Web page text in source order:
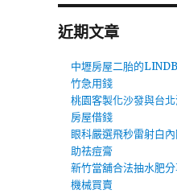
近期文章
中壢房屋二胎的
竹急用錢
桃園客製化沙發與台
房屋借錢
眼科嚴選飛秒雷射白
助祛痘膏
新竹當舖合法抽水肥
機械買賣